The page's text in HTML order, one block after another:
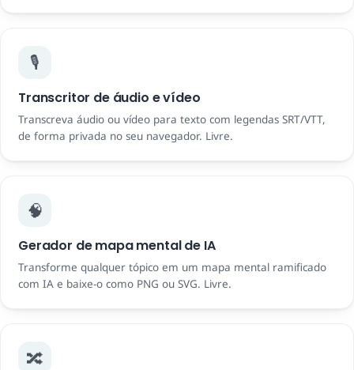
🎙️
Transcritor de áudio e vídeo
Transcreva áudio ou vídeo para texto com legendas SRT/VTT,
de forma privada no seu navegador. Livre.
🧠
Gerador de mapa mental de IA
Transforme qualquer tópico em um mapa mental ramificado
com IA e baixe-o como PNG ou SVG. Livre.
🔀